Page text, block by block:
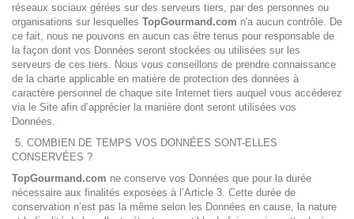
réseaux sociaux gérées sur des serveurs tiers, par des personnes ou
organisations sur lesquelles TopGourmand.com n'a aucun contrôle. De
ce fait, nous ne pouvons en aucun cas être tenus pour responsable de
la façon dont vos Données seront stockées ou utilisées sur les
serveurs de ces tiers. Nous vous conseillons de prendre connaissance
de la charte applicable en matière de protection des données à
caractère personnel de chaque site Internet tiers auquel vous accéderez
via le Site afin d’apprécier la manière dont seront utilisées vos
Données.
5. COMBIEN DE TEMPS VOS DONNÉES SONT-ELLES
CONSERVÉES ?
TopGourmand.com ne conserve vos Données que pour la durée
nécessaire aux finalités exposées à l’Article 3. Cette durée de
conservation n’est pas la même selon les Données en cause, la nature